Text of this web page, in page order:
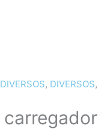
DIVERSOS, DIVERSOS,